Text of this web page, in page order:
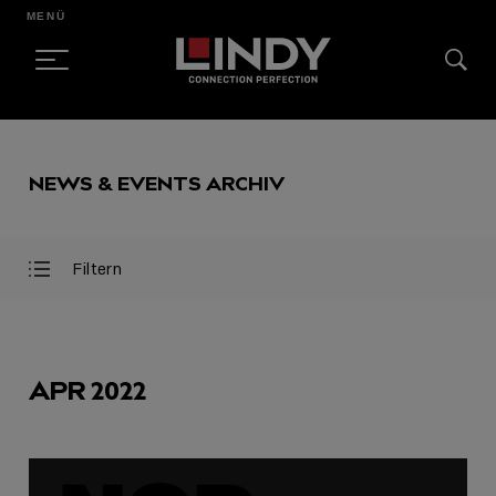
CONTENT
MENÜ
NEWS & EVENTS ARCHIV
Filter
Filter
Filtern
AUSGEWÄHLT
APR 2022